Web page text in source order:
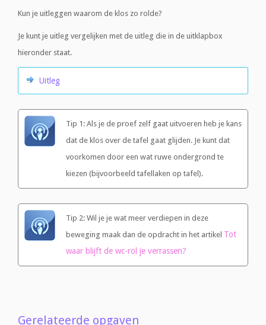
Kun je uitleggen waarom de klos zo rolde?
Je kunt je uitleg vergelijken met de uitleg die in de uitklapbox
hieronder staat.
Uitleg
Tip 1: Als je de proef zelf gaat uitvoeren heb je kans
dat de klos over de tafel gaat glijden. Je kunt dat
voorkomen door een wat ruwe ondergrond te
kiezen (bijvoorbeeld tafellaken op tafel).
Tip 2: Wil je je wat meer verdiepen in deze
beweging maak dan de opdracht in het artikel Tot
waar blijft de wc-rol je verrassen?
Gerelateerde opgaven